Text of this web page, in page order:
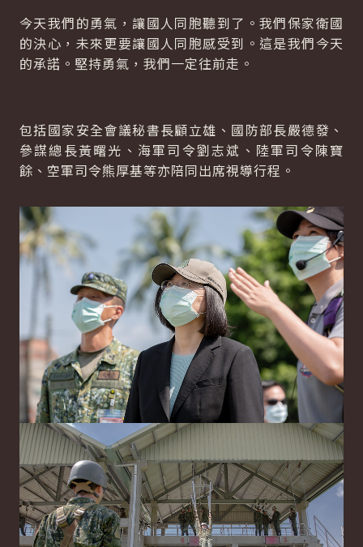
今天我們的勇氣，讓國人同胞聽到了。我們保家衛國
的決心，未來更要讓國人同胞感受到。這是我們今天
的承諾。堅持勇氣，我們一定往前走。
包括國家安全會議秘書長顧立雄、國防部長嚴德發、
參謀總長黃曙光、海軍司令劉志斌、陸軍司令陳寶
餘、空軍司令熊厚基等亦陪同出席視導行程。